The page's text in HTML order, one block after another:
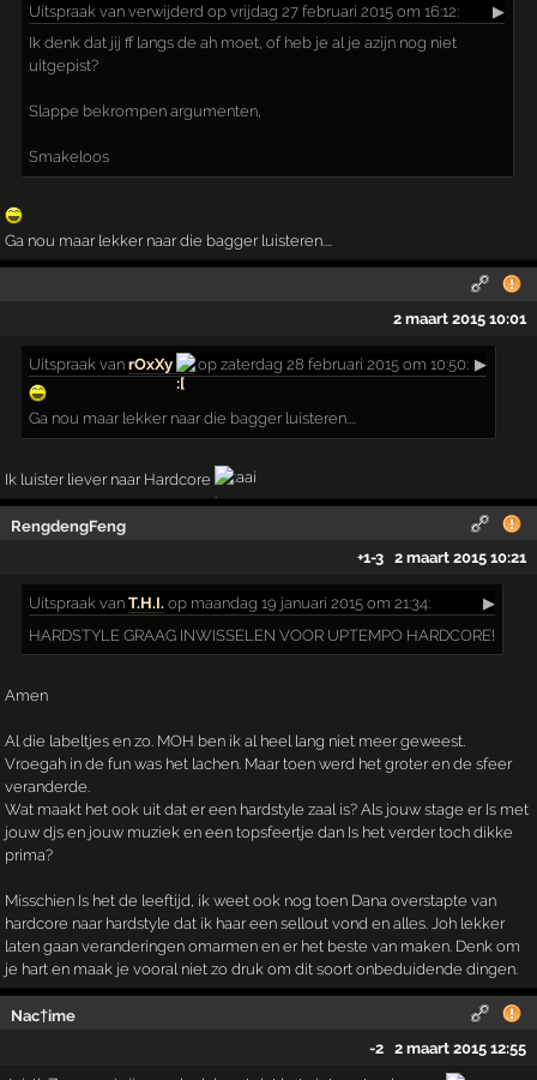
Uitspraak van verwijderd op vrijdag 27 februari 2015 om 16:12:
▶
Ik denk dat jij ff langs de ah moet, of heb je al je azijn nog niet
uitgepist?
Slappe bekrompen argumenten,
Smakeloos
Ga nou maar lekker naar die bagger luisteren....
2 maart 2015 10:01
Uitspraak vanrOxXy op zaterdag 28 februari 2015 om 10:50: ▶
Ga nou maar lekker naar die bagger luisteren....
Ik luister liever naar Hardcore
RengdengFeng
+1-3 2 maart 2015 10:21
Uitspraak vanT.H.I. op maandag 19 januari 2015 om 21:34:
▶
HARDSTYLE GRAAG INWISSELEN VOOR UPTEMPO HARDCORE!
Amen
Al die labeltjes en zo. MOH ben ik al heel lang niet meer geweest.
Vroegah in de fun was het lachen. Maar toen werd het groter en de sfeer
veranderde.
Wat maakt het ook uit dat er een hardstyle zaal is? Als jouw stage er Is met
jouw djs en jouw muziek en een topsfeertje dan Is het verder toch dikke
prima?
Misschien Is het de leeftijd, ik weet ook nog toen Dana overstapte van
hardcore naar hardstyle dat ik haar een sellout vond en alles. Joh lekker
laten gaan veranderingen omarmen en er het beste van maken. Denk om
je hart en maak je vooral niet zo druk om dit soort onbeduidende dingen.
Nac†ime
-2
2 maart 2015 12:55